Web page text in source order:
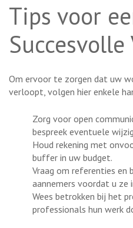
Tips voor
Om ervoor te zorgen dat uw
verloopt, volgen hier enkele
Zorg voor open
bespreek eventuele
Houd rekening met
buffer in uw budget.
Vraag om referenties en
aannemers voordat u ze
Wees betrokken bij het
professionals hun werk